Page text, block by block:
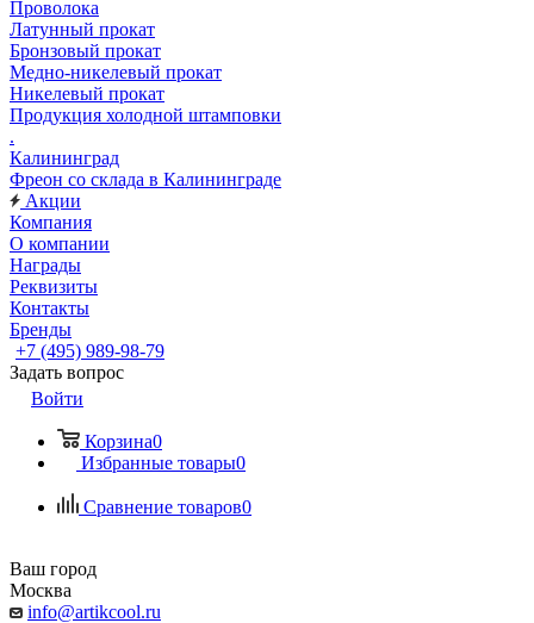
Проволока
Латунный прокат
Бронзовый прокат
Медно-никелевый прокат
Никелевый прокат
Продукция холодной штамповки
.
Калининград
Фреон со склада в Калининграде
Акции
Компания
О компании
Награды
Реквизиты
Контакты
Бренды
+7 (495) 989-98-79
Задать вопрос
Войти
Корзина0
Избранные товары0
Сравнение товаров0
Ваш город
Москва
info@artikcool.ru